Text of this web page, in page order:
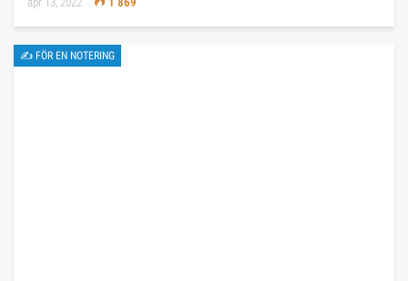
✍ FÖR EN NOTERING